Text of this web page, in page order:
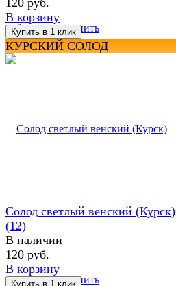
избранное сравнить
В корзину
КУРСКИЙ СОЛОД
избранное сравнить
Солод светлый венский (Курск)
(12)
В наличии
120 руб.
В корзину